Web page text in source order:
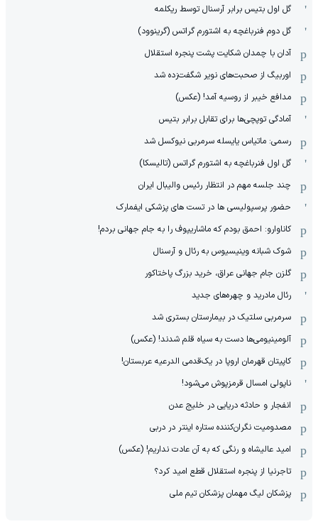
گل اول بتیس برابر آرسنال توسط ریکلمه
گل دوم فنرباغچه به اشتورم گراتس (گرینوود)
آدان با چمدان شکایت پشت پنجره استقلال
اوربیگ از صحبت‌های نویر شگفت‌زده شد
مدافع خیبر از روسیه آمد! (عکس)
آمادگی توپچی‌ها برای تقابل برابر بتیس
رسمی: ماتیاس یایسله سرمربی نیوکسل شد
گل اول فنرباغچه به اشتورم گراتس (تالیسکا)
چند جلسه مهم در انتظار رئیس والیبال ایران
حضور پرسپولیسی ها در تست های پزشکی ایفمارک
کاناوارو: احمق بودم که ماشاریپوف را به جام جهانی بردم!
شوک شبانه وینیسیوس به رئال و آرسنال
گلزن جام جهانی عراق، خرید بزرگ پاختاکور
رئال مادرید و چهره‌های جدید
سرمربی سلتیک در بیمارستان بستری شد
آلومینیومی‌ها دست به سیاه قلم شدند! (عکس)
کاپیتان قهرمان اروپا در یک‌قدمی الدرعیه عربستان!
ناپولی امسال قرمزپوش می‌شود!
انفجار و حادثه دریایی در خلیج عدن
مصدومیت نگران‌کننده ستاره اینتر در دربی
امید عالیشاه و رنگی که به آن عادت نداریم! (عکس)
تاجرنیا از پنجره استقلال قطع امید کرد؟
پزشکان لیگ مهمان پزشکان تیم ملی